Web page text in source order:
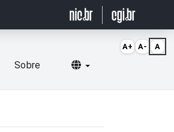
Sobre Selecionar idioma
A+ A- A